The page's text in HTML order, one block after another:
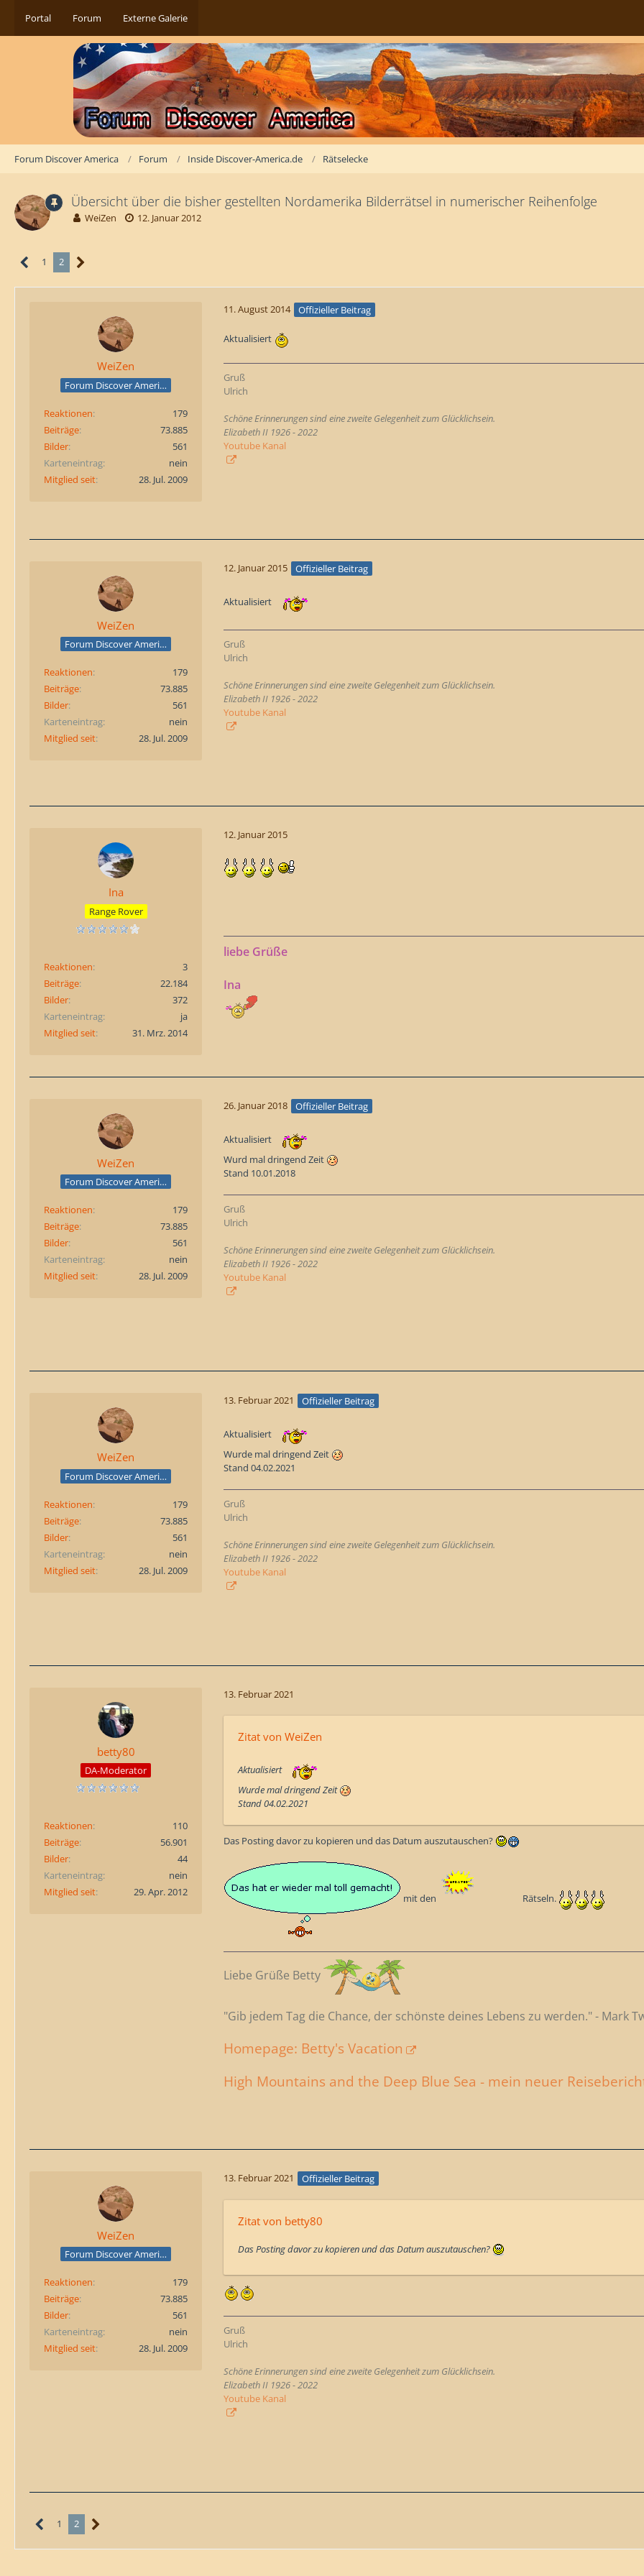
Portal Forum Externe Galerie
Forum Discover America Forum Inside Discover-America.de Rätselecke
Übersicht über die bisher gestellten Nordamerika Bilderrätsel in numerischer Reihenfolge
WeiZen 12. Januar 2012
1 2
WeiZen
Forum Discover America
Reaktionen
179
Beiträge
73.885
Bilder
561
Karteneintrag
nein
Mitglied seit
28. Jul. 2009
11. August 2014 Offizieller Beitrag
Aktualisiert
Gruß
Ulrich
Schöne Erinnerungen sind eine zweite Gelegenheit zum Glücklichsein.
Elizabeth II 1926 - 2022
Youtube Kanal
WeiZen
Forum Discover America
Reaktionen
179
Beiträge
73.885
Bilder
561
Karteneintrag
nein
Mitglied seit
28. Jul. 2009
12. Januar 2015 Offizieller Beitrag
Aktualisiert
Gruß
Ulrich
Schöne Erinnerungen sind eine zweite Gelegenheit zum Glücklichsein.
Elizabeth II 1926 - 2022
Youtube Kanal
Ina
Range Rover
Reaktionen
3
Beiträge
22.184
Bilder
372
Karteneintrag
ja
Mitglied seit
31. Mrz. 2014
12. Januar 2015
liebe Grüße
Ina
WeiZen
Forum Discover America
Reaktionen
179
Beiträge
73.885
Bilder
561
Karteneintrag
nein
Mitglied seit
28. Jul. 2009
26. Januar 2018 Offizieller Beitrag
Aktualisiert
Wurd mal dringend Zeit
Stand 10.01.2018
Gruß
Ulrich
Schöne Erinnerungen sind eine zweite Gelegenheit zum Glücklichsein.
Elizabeth II 1926 - 2022
Youtube Kanal
WeiZen
Forum Discover America
Reaktionen
179
Beiträge
73.885
Bilder
561
Karteneintrag
nein
Mitglied seit
28. Jul. 2009
13. Februar 2021 Offizieller Beitrag
Aktualisiert
Wurde mal dringend Zeit
Stand 04.02.2021
Gruß
Ulrich
Schöne Erinnerungen sind eine zweite Gelegenheit zum Glücklichsein.
Elizabeth II 1926 - 2022
Youtube Kanal
betty80
DA-Moderator
Reaktionen
110
Beiträge
56.901
Bilder
44
Karteneintrag
nein
Mitglied seit
29. Apr. 2012
13. Februar 2021
Zitat von WeiZen
Aktualisiert
Wurde mal dringend Zeit
Stand 04.02.2021
Das Posting davor zu kopieren und das Datum auszutauschen?
mit den Rätseln.
Liebe Grüße Betty
"Gib jedem Tag die Chance, der schönste deines Lebens zu werden." - Mark
Homepage: Betty's Vacation
High Mountains and the Deep Blue Sea - mein neuer
WeiZen
Forum Discover America
Reaktionen
179
Beiträge
73.885
Bilder
561
Karteneintrag
nein
Mitglied seit
28. Jul. 2009
13. Februar 2021 Offizieller Beitrag
Zitat von betty80
Das Posting davor zu kopieren und das Datum auszutauschen?
Gruß
Ulrich
Schöne Erinnerungen sind eine zweite Gelegenheit zum Glücklichsein.
Elizabeth II 1926 - 2022
Youtube Kanal
1 2